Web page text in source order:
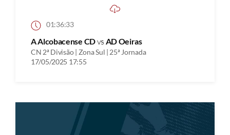
01:36:33
A Alcobacense CDvs AD Oeiras
CN 2ª Divisão | Zona Sul | 25ª Jornada
17/05/2025 17:55